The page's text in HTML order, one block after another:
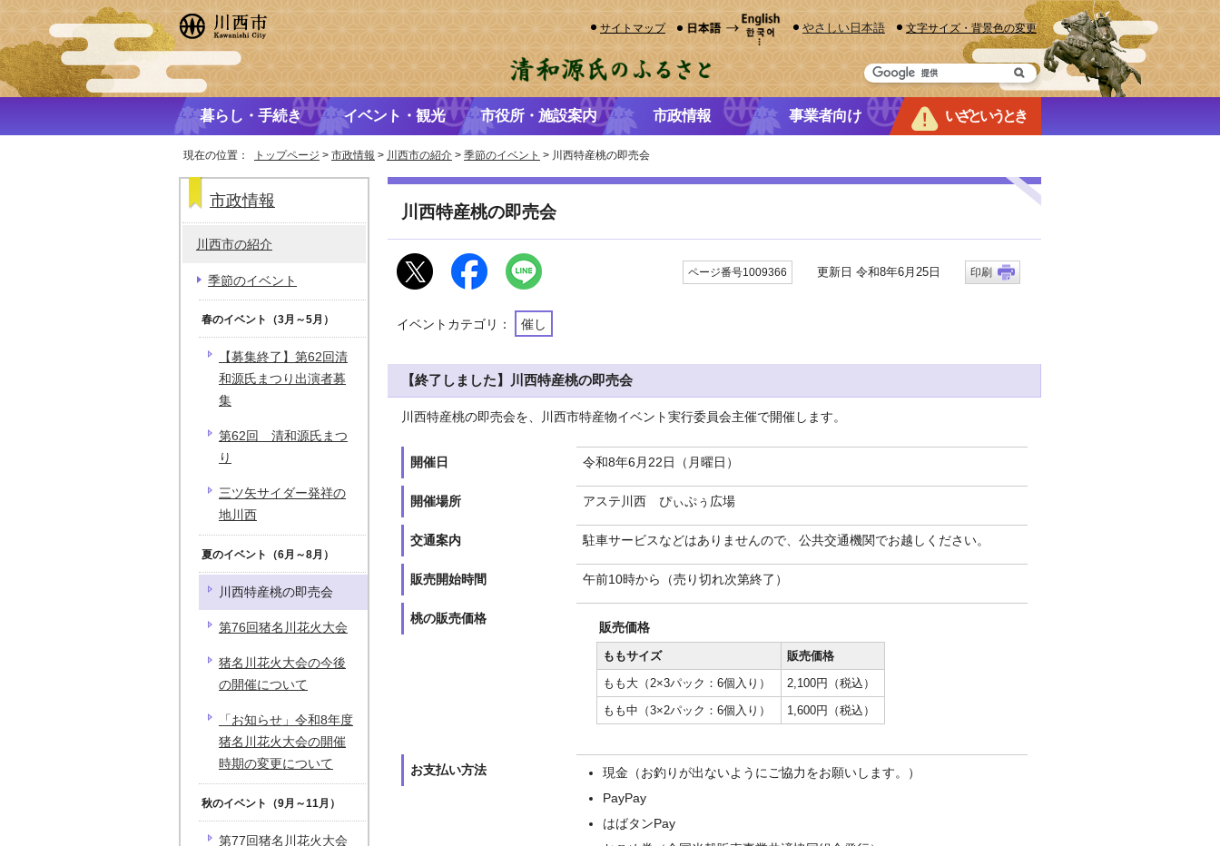
サイトマップ やさしい日本語 文字サイズ・背景色の変更
暮らし・手続き イベント・観光 市役所・施設案内 市政情報 事業者向け いざというとき
現在の位置： トップページ > 市政情報 > 川西市の紹介 > 季節のイベント > 川西特産桃の即売会
川西特産桃の即売会
ページ番号1009366 更新日 令和8年6月25日 印刷
イベントカテゴリ： 催し
【終了しました】川西特産桃の即売会
川西特産桃の即売会を、川西市特産物イベント実行委員会主催で開催します。
開催日 令和8年6月22日（月曜日）
開催場所 アステ川西 ぴぃぷぅ広場
交通案内 駐車サービスなどはありませんので、公共交通機関でお越しください。
販売開始時間 午前10時から（売り切れ次第終了）
桃の販売価格
販売価格
ももサイズ
販売価格
もも大（2×3パック：6個入り）
2,100円（税込）
もも中（3×2パック：6個入り）
1,600円（税込）
お支払い方法
現金（お釣りが出ないようにご協力をお願いします。）
PayPay
はばタンPay
市政情報
川西市の紹介
季節のイベント
春のイベント（3月～5月）
【募集終了】第62回清
和源氏まつり出演者募
集
第62回 清和源氏まつ
り
三ツ矢サイダー発祥の
地川西
夏のイベント（6月～8月）
川西特産桃の即売会
第76回猪名川花火大会
猪名川花火大会の今後
の開催について
「お知らせ」令和8年度
猪名川花火大会の開催
時期の変更について
秋のイベント（9月～11月）
第77回猪名川花火大会